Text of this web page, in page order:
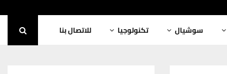
سوشيال تكنولوجيا للاتصال بنا